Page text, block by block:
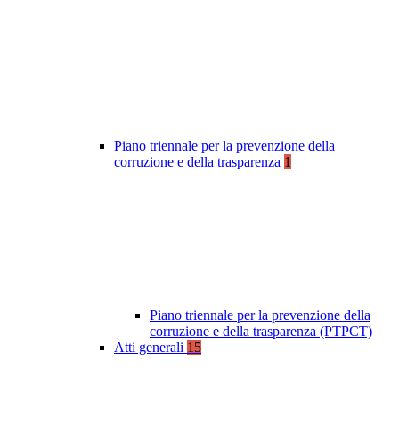
Piano triennale per la prevenzione della
corruzione e della trasparenza 1
Piano triennale per la prevenzione della
corruzione e della trasparenza (PTPCT)
Atti generali 15